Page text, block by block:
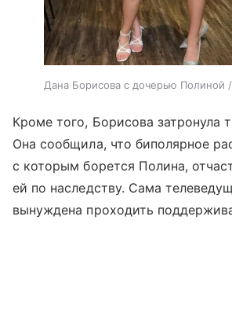
Дана Борисова с дочерью Полиной
Кроме того, Борисова затронула
Она сообщила, что биполярное
с которым борется Полина,
ей по наследству. Сама
вынуждена проходить